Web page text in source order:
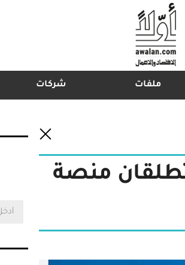
ملفات شركات
منصةنشرتنا الإخبارية